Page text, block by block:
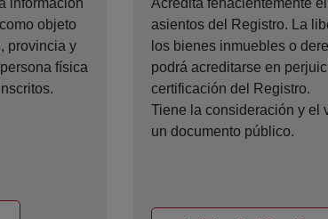
información
objeto
provincia y
física
nueva
Acredita fehacientemente
asientos del Registro. La
los bienes inmuebles o
podrá acreditarse en
certificación del Registro.
Tiene la consideración y el
un documento público.